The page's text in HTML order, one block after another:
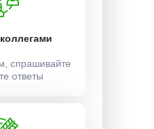
спрашивайте
ответы